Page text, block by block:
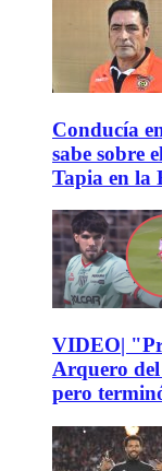
Conducía
sabe sobre
Tapia en la
VIDEO|
Arquero
pero